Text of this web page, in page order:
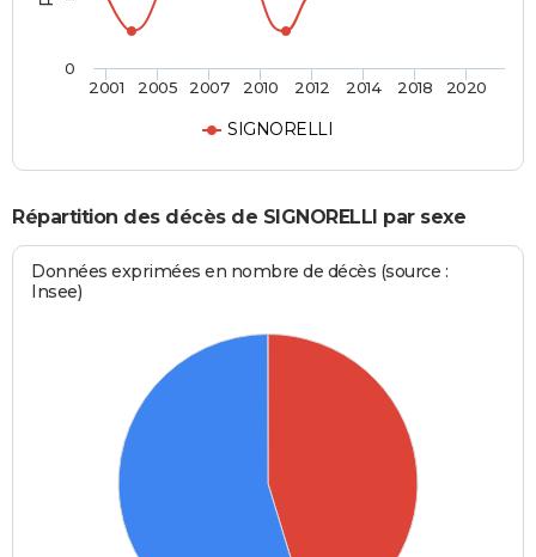
SIGNORELLI
2001 2005 2007 2010 2012 2014 2018 2020
0
Répartition des décès de SIGNORELLI par sexe
Données exprimées en nombre de décès (source :
Insee)